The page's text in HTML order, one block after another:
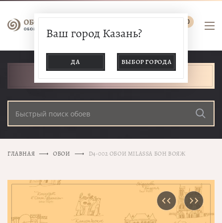
0
Ваш город Казань?
ДА ВЫБОР ГОРОДА
ГЛАВНАЯ ОБОИ D4-002 ОБОИ MILASSA БОН ВОЯЖ